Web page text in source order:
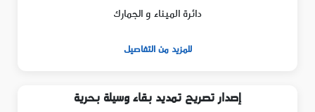
دائرة الميناء و الجمارك
للمزيد من التفاصيل
إصدار تصريح تمديد بقاء وسيلة بحرية